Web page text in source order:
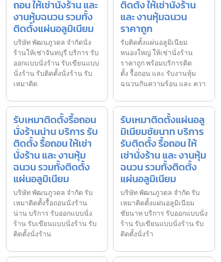
ถอน ให้เช่านั่งร้าน และ
งานหุ้มฉนวน รวมทั้ง
ติดตั้งแผ่นอลูมิเนียม
บริษัท พัฒนภูวดล จำกัดนั่ง
ร้านให้เช่าจันทบุรี บริการ รับ
ออกแบบนั่งร้าน รับเขียนแบบ
นั่งร้าน รับติดตั้งนั่งร้าน รับ
เหมาติด
ติดตั้ง ให้เช่านั่งร้าน
และ งานหุ้มฉนวน
ราคาถูก
รับติดตั้งแผ่นอลูมิเนียม
หนองใหญ่ ให้เช่านั่งร้าน
ราคาถูก พร้อมบริการติด
ตั้ง รื้อถอน และ รับงานหุ้ม
ฉนวนกันความร้อน และ ควา
รับเหมาติดตั้งรื้อถอน
นั่งร้านน่าน บริการ รับ
ติดตั้ง รื้อถอน ให้เช่า
นั่งร้าน และ งานหุ้ม
ฉนวน รวมทั้งติดตั้ง
แผ่นอลูมิเนียม
บริษัท พัฒนภูวดล จำกัด รับ
เหมาติดตั้งรื้อถอนนั่งร้าน
น่าน บริการ รับออกแบบนั่ง
ร้าน รับเขียนแบบนั่งร้าน รับ
ติดตั้งนั่งร้าน
รับเหมาติดตั้งแผ่นอลู
มิเนียมชัยนาท บริการ
รับติดตั้ง รื้อถอน ให้
เช่านั่งร้าน และ งานหุ้ม
ฉนวน รวมทั้งติดตั้ง
แผ่นอลูมิเนียม
บริษัท พัฒนภูวดล จำกัด รับ
เหมาติดตั้งแผ่นอลูมิเนียม
ชัยนาท บริการ รับออกแบบนั่ง
ร้าน รับเขียนแบบนั่งร้าน รับ
ติดตั้งนั่งร้า